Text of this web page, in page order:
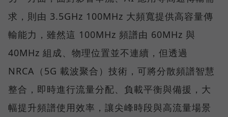
求，則由 3.5GHz 100MHz 大頻寬提供高容量傳
輸能力，雖然這 100MHz 頻譜由 60MHz 與
40MHz 組成、物理位置並不連續，但透過
NRCA（5G 載波聚合）技術，可將分散頻譜智慧
整合，即時進行流量分配、負載平衡與備援，大
幅提升頻譜使用效率，讓尖峰時段與高流量場景